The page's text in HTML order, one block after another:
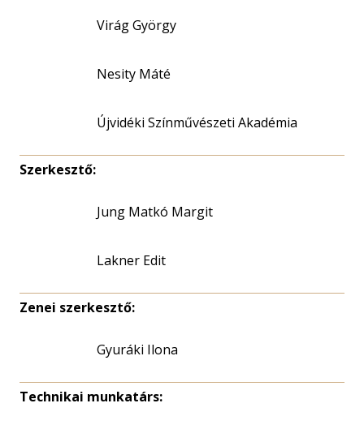
Virág György
Nesity Máté
Újvidéki Színművészeti Akadémia
Szerkesztő:
Jung Matkó Margit
Lakner Edit
Zenei szerkesztő:
Gyuráki Ilona
Technikai munkatárs: